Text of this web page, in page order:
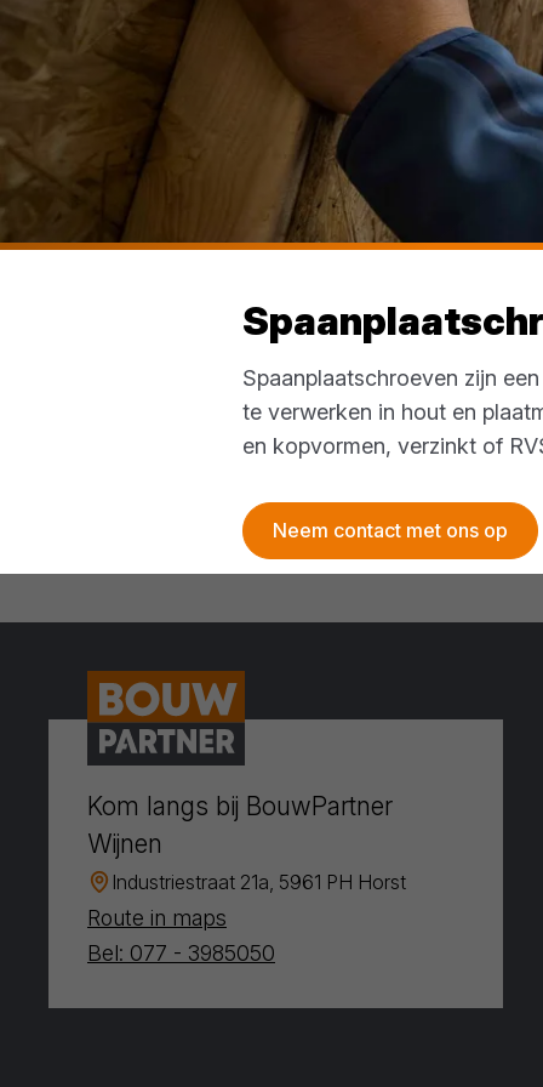
Spaanplaatschroeven zijn
te verwerken in hout en
en kopvormen, verzinkt of
Neem contact met ons op
Kom langs bij BouwPartner
Wijnen
Industriestraat 21a, 5961 PH Horst
Route in maps
Bel: 077 - 3985050